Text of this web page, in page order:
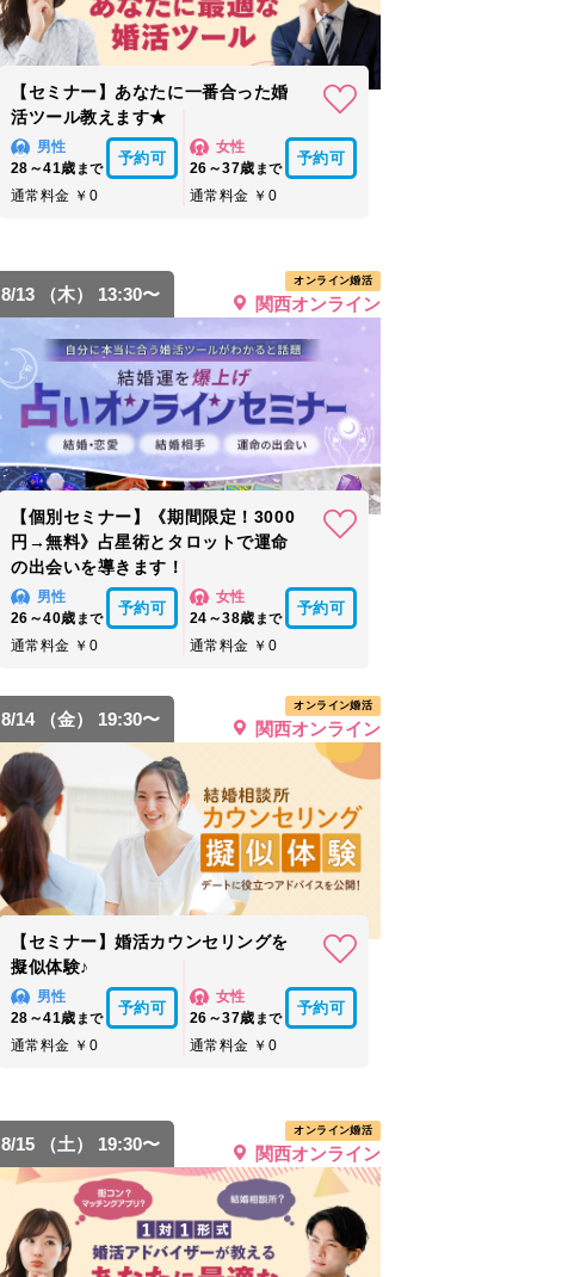
【セミナー】あなたに一番合った婚
活ツール教えます★
男性
28～41歳 まで
予約可
通常料金 ￥0
女性
26～37歳 まで
予約可
通常料金 ￥0
8/13 （木） 13:30〜
オンライン婚活
関西オンライン
【個別セミナー】《期間限定！3000
円→無料》占星術とタロットで運命
の出会いを導きます！
男性
26～40歳 まで
予約可
通常料金 ￥0
女性
24～38歳 まで
予約可
通常料金 ￥0
8/14 （金） 19:30〜
オンライン婚活
関西オンライン
【セミナー】婚活カウンセリングを
擬似体験♪
男性
28～41歳 まで
予約可
通常料金 ￥0
女性
26～37歳 まで
予約可
通常料金 ￥0
8/15 （土） 19:30〜
オンライン婚活
関西オンライン